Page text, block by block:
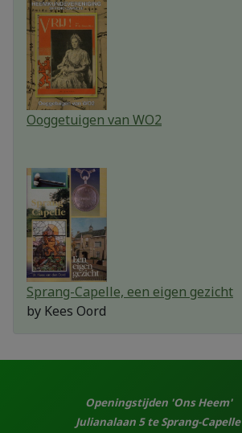
Ooggetuigen van WO2
Sprang-Capelle, een eigen gezicht
by Kees Oord
Openingstijden 'Ons Heem'
Julianalaan 5 te Sprang-Capelle